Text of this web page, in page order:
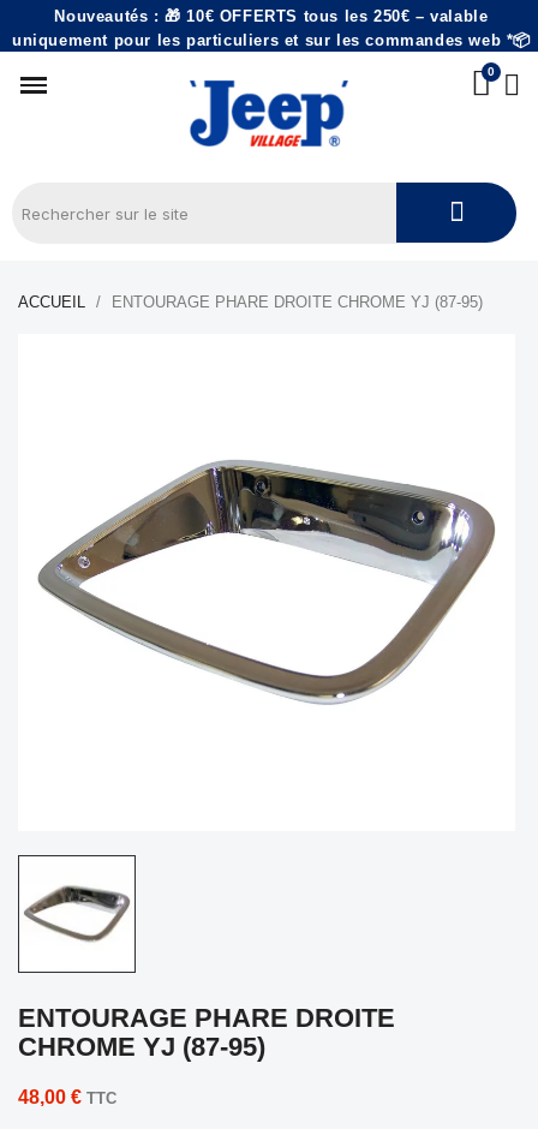
Nouveautés : 🎁 10€ OFFERTS tous les 250€ – valable
uniquement pour les particuliers et sur les commandes web *📦
ACCUEIL ENTOURAGE PHARE DROITE CHROME YJ (87-95)
ENTOURAGE PHARE DROITE
CHROME YJ (87-95)
48,00 € TTC